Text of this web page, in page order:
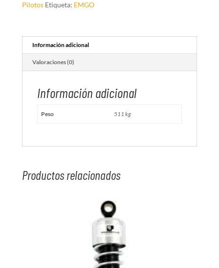
Pilotos Etiqueta: EMGO
Información adicional
Valoraciones (0)
Información adicional
Peso 511 kg
Productos relacionados